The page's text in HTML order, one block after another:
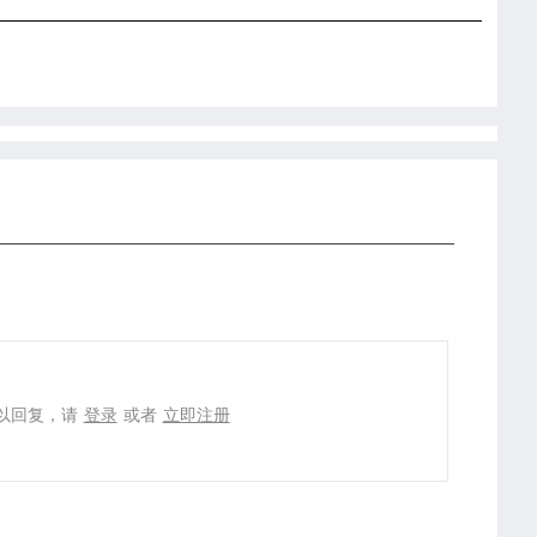
回复，请 登录 或者 立即注册